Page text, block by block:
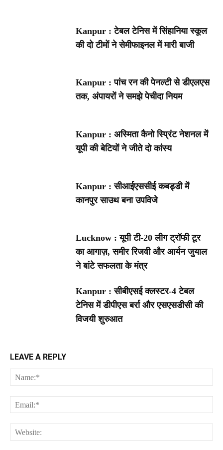
Kanpur : टेबल टेनिस में सिंहानिया स्कूल
की दो टीमों ने सेमीफाइनल में मारी बाजी
Kanpur : पांच रन की पेनल्टी से डीएलएस
तक, अंपायरों ने समझे पेचीदा नियम
Kanpur : अस्मिता कैनो स्प्रिंट नेशनल में
यूपी की बेटियों ने जीते दो कांस्य
Kanpur : सीआईएससीई कबड्डी में
कानपुर साउथ बना उपविजे
Lucknow : यूपी टी-20 लीग ट्रॉफी टूर
का आगाज़, समीर रिजवी और आर्यन जुयाल
ने बांटे सफलता के मंत्र
Kanpur : सीबीएसई क्लस्टर-4 टेबल
टेनिस में डीपीएस बर्रा और एसएसडीसी की
विजयी शुरुआत
LEAVE A REPLY